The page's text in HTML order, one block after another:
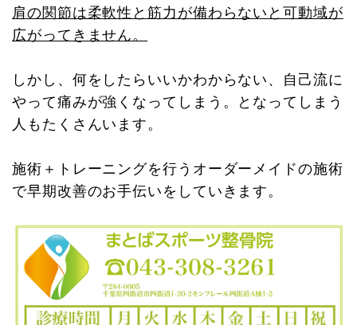
肩の関節は柔軟性と筋力が備わらないと可動域が
広がってきません。
しかし、何をしたらいいかわからない、自己流に
やって痛みが強くなってしまう。となってしまう
人もたくさんいます。
施術＋トレーニングを行うオーダーメイドの施術
で早期改善のお手伝いをしていきます。